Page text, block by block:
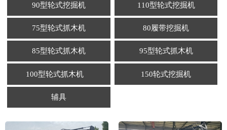
90型轮式挖掘机 110型轮式挖掘机
75型轮式抓木机 80履带挖掘机
85型轮式抓木机 95型轮式抓木机
100型轮式抓木机 150轮式挖掘机
辅具